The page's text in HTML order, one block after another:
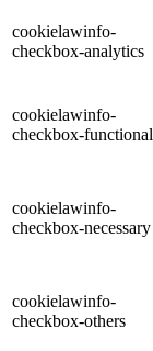
cookielawinfo-
checkbox-analytics
cookielawinfo-
checkbox-functional
cookielawinfo-
checkbox-necessary
cookielawinfo-
checkbox-others